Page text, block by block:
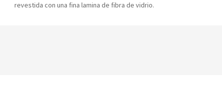
revestida con una fina lamina de fibra de vidrio.